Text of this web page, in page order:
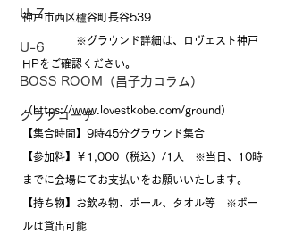
U-7
U-6
BOSS ROOM（昌子力コラム）
クラブコーチ
神戸市西区櫨谷町長谷539
※グラウンド詳細は、ロヴェスト神戸
HPをご確認ください。
（https://www.lovestkobe.com/ground）
【集合時間】9時45分グラウンド集合
【参加料】￥1,000（税込）/1人　※当日、10時
までに会場にてお支払いをお願いいたします。
【持ち物】お飲み物、ボール、タオル等　※ボー
ルは貸出可能